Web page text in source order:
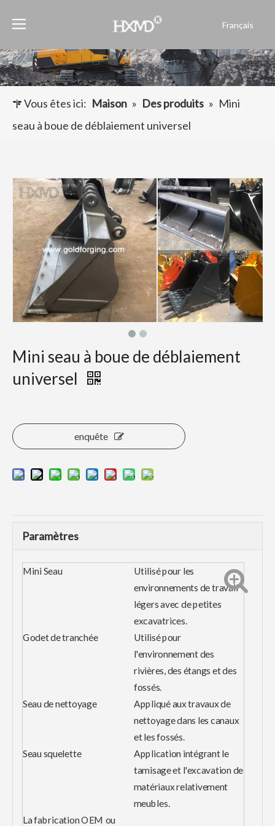
Français
العربية
Pусский
Vous êtes ici: Maison » Des produits » Mini
seau à boue de déblaiement universel
Mini seau à boue de déblaiement
universel
enquête
Paramètres
Mini Seau Utilisé pour les
environnements de travail
légers avec de petites
excavatrices.
Godet de tranchée
Utilisé pour
l'environnement des
rivières, des étangs et des
fossés.
Seau de nettoyage Appliqué aux travaux de
nettoyage dans les canaux
et les fossés.
Seau squelette
Application intégrant le
tamisage et l'excavation de
matériaux relativement
meubles.
La fabrication OEM ou